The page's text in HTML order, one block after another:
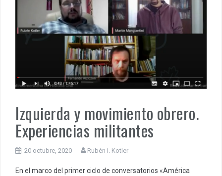
Izquierda y movimiento obrero.
Experiencias militantes
20 octubre, 2020 Rubén I. Kotler
En el marco del primer ciclo de conversatorios «América